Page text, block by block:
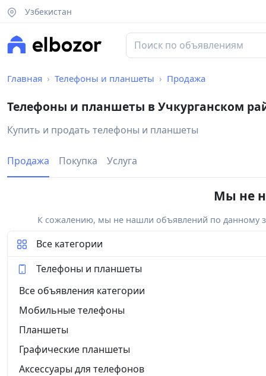
Узбекистан
Главная Телефоны и планшеты Продажа
Телефоны и планшеты в Учкурганском
Купить и продать телефоны и планшеты
Продажа Покупка Услуга
Мы не
К сожалению, мы не нашли объявлений по данному
Все категории
Телефоны и планшеты
Все объявления категории
Мобильные телефоны
Планшеты
Графические планшеты
Аксессуары для телефонов